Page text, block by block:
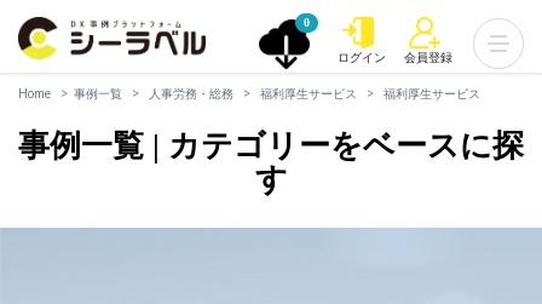
0
ログイン 会員登録
Home 事例一覧 人事労務・総務 福利厚生サービス 福利厚生サービス
事例一覧 | カテゴリーをベースに探
す